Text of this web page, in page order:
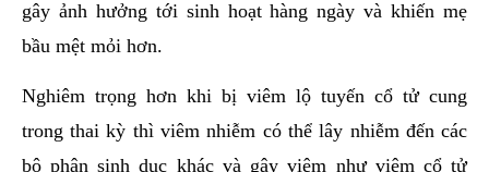
gây ảnh hưởng tới sinh hoạt hàng ngày và khiến mẹ
bầu mệt mỏi hơn.
Nghiêm trọng hơn khi bị viêm lộ tuyến cổ tử cung
trong thai kỳ thì viêm nhiễm có thể lây nhiễm đến các
bộ phận sinh dục khác và gây viêm như viêm cổ tử